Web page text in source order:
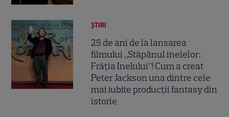
ȘTIRI
25 de ani de la lansarea
filmului „Stăpânul inelelor:
Frăția Inelului”! Cum a creat
Peter Jackson una dintre cele
mai iubite producții fantasy din
istorie